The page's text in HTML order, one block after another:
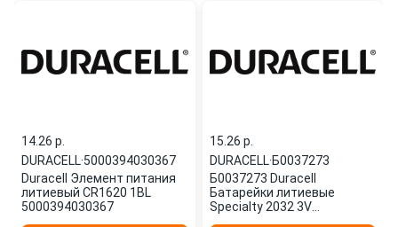
14.26 p.
DURACELL·5000394030367
Duracell Элемент питания
литиевый CR1620 1BL
5000394030367
15.26 p.
DURACELL·Б0037273
Б0037273 Duracell
Батарейки литиевые
Specialty 2032 3V